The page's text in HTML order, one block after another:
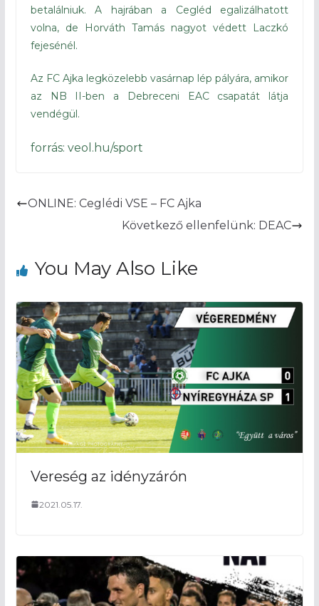
betalálniuk. A hajrában a Cegléd egalizálhatott
volna, de Horváth Tamás nagyot védett Laczkó
fejesénél.
Az FC Ajka legközelebb vasárnap lép pályára, amikor
az NB II-ben a Debreceni EAC csapatát látja
vendégül.
forrás: veol.hu/sport
ONLINE: Ceglédi VSE – FC Ajka
Következő ellenfelünk: DEAC
You May Also Like
Vereség az idényzárón
2021.05.17.